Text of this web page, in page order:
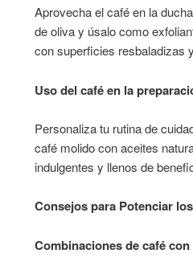
Aprovecha el café en la
de oliva y úsalo como
con superficies resbaladizas
Uso del café en la
Personaliza tu rutina de
café molido con aceites
indulgentes y llenos de
Consejos para Potenciar
Combinaciones de café